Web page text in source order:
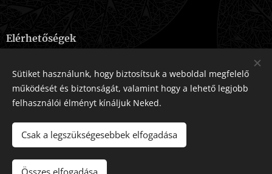
Elérhetőségek
Telefonszám:+36-20-915-2724
Az oldalt aWebnodeműködteti
Sütiket használunk, hogy biztosítsuk a weboldal megfelelő
működését és biztonságát, valamint hogy a lehető legjobb
felhasználói élményt kínáljuk Neked.
Csak a legszükségesebbek elfogadása
Összes elfogadása